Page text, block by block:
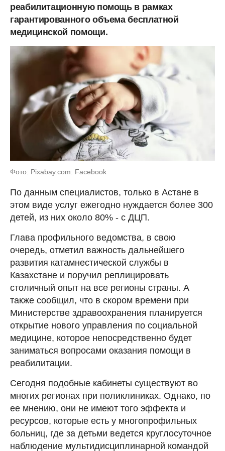
реабилитационную помощь в рамках
гарантированного объема бесплатной
медицинской помощи.
Фото: Pixabay.com: Facebook
По данным специалистов, только в Астане в
этом виде услуг ежегодно нуждается более 300
детей, из них около 80% - с ДЦП.
Глава профильного ведомства, в свою
очередь, отметил важность дальнейшего
развития катамнестической службы в
Казахстане и поручил реплицировать
столичный опыт на все регионы страны. А
также сообщил, что в скором времени при
Министерстве здравоохранения планируется
открытие нового управления по социальной
медицине, которое непосредственно будет
заниматься вопросами оказания помощи в
реабилитации.
Сегодня подобные кабинеты существуют во
многих регионах при поликлиниках. Однако, по
ее мнению, они не имеют того эффекта и
ресурсов, которые есть у многопрофильных
больниц, где за детьми ведется круглосуточное
наблюдение мультидисциплинарной командой